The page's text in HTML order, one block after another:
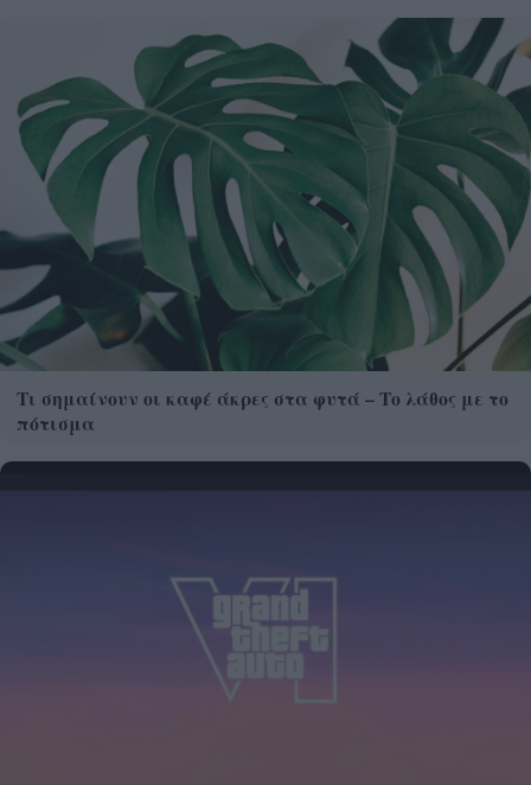
Τι σημαίνουν οι καφέ άκρες στα φυτά – Το λάθος με το
πότισμα